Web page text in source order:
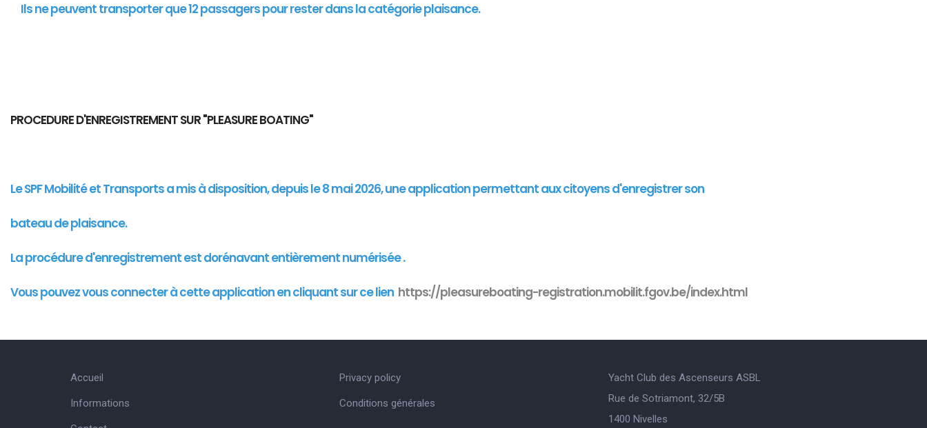
Ils ne peuvent transporter que 12 passagers pour rester dans la catégorie plaisance.
PROCEDURE D'ENREGISTREMENT SUR "PLEASURE BOATING"
Le SPF Mobilité et Transports a mis à disposition, depuis le 8 mai 2026, une application permettant aux citoyens d'enregistrer son
bateau de plaisance.
La procédure d'enregistrement est dorénavant entièrement numérisée .
Vous pouvez vous connecter à cetteapplicationen cliquant sur ce lien https://pleasureboating-registration.mobilit.fgov.be/index.html
Accueil
Informations
Privacy policy
Conditions générales
Yacht Club des Ascenseurs ASBL
Rue de Sotriamont, 32/5B
1400 Nivelles